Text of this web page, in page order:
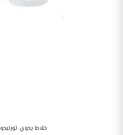
خلاط يدوي تورنيدو 250 وات ، مضرب بيض استانلس ستيل ، أبيض